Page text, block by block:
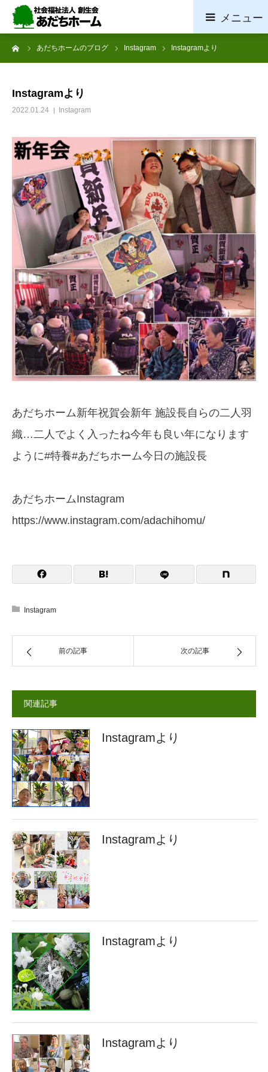
あだちホームのブログ Instagram Instagramより
Instagramより
2022.01.24 Instagram
あだちホーム新年祝賀会新年 施設長自らの二人羽
織…二人でよく入ったね今年も良い年になります
ように#特養#あだちホーム今日の施設長
あだちホームInstagram
https://www.instagram.com/adachihomu/
Instagram
前の記事 次の記事
関連記事
Instagramより
Instagramより
Instagramより
Instagramより
ホーム
施設概要
採用情報
お問い合わせ